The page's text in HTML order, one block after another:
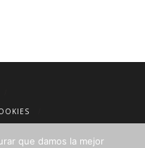
que damos la mejor